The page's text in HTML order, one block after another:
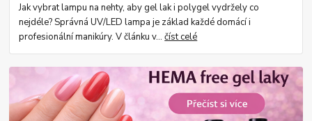
Jak vybrat lampu na nehty, aby gel lak i polygel vydržely co
nejdéle? Správná UV/LED lampa je základ každé domácí i
profesionální manikúry. V článku v...číst celé